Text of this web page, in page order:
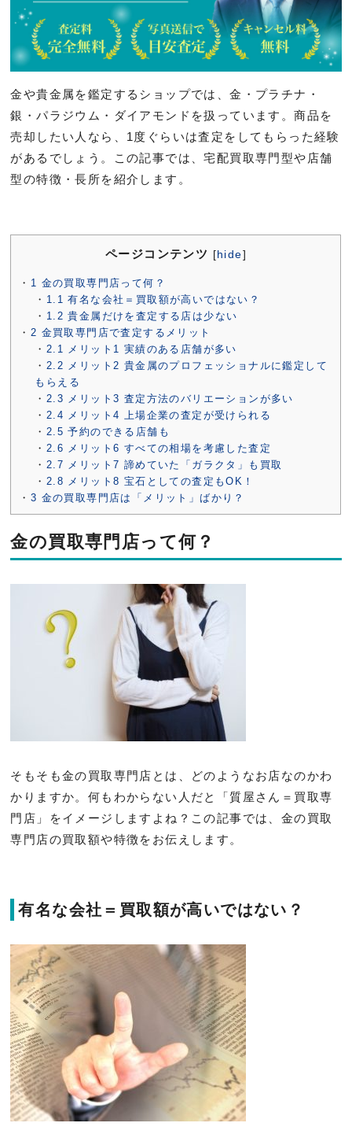
金や貴金属を鑑定するショップでは、金・プラチナ・
銀・パラジウム・ダイアモンドを扱っています。商品を
売却したい人なら、1度ぐらいは査定をしてもらった経験
があるでしょう。この記事では、宅配買取専門型や店舗
型の特徴・長所を紹介します。
ページコンテンツ [hide]
1
金の買取専門店って何？
1.1 有名な会社＝買取額が高いではない？
1.2 貴金属だけを査定する店は少ない
2 金買取専門店で査定するメリット
2.1
メリット1 実績のある店舗が多い
2.2 メリット2 貴金属のプロフェッショナルに鑑定して
もらえる
2.3 メリット3 査定方法のバリエーションが多い
2.4 メリット4 上場企業の査定が受けられる
2.5 予約のできる店舗も
2.6 メリット6 すべての相場を考慮した査定
2.7 メリット7 諦めていた「ガラクタ」も買取
2.8 メリット8 宝石としての査定もOK！
3 金の買取専門店は「メリット」ばかり？
金の買取専門店って何？
そもそも金の買取専門店とは、どのようなお店なのかわ
かりますか。何もわからない人だと「質屋さん＝買取専
門店」をイメージしますよね？この記事では、金の買取
専門店の買取額や特徴をお伝えします。
有名な会社＝買取額が高いではない？